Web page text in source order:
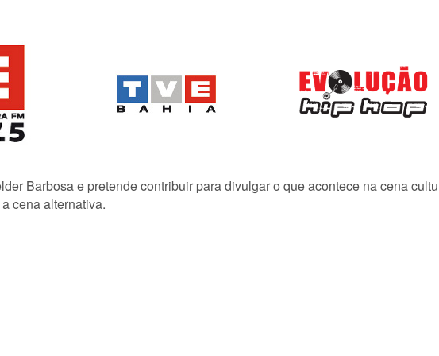
Barbosa e pretende contribuir para divulgar o que acontece na cena
cena alternativa.